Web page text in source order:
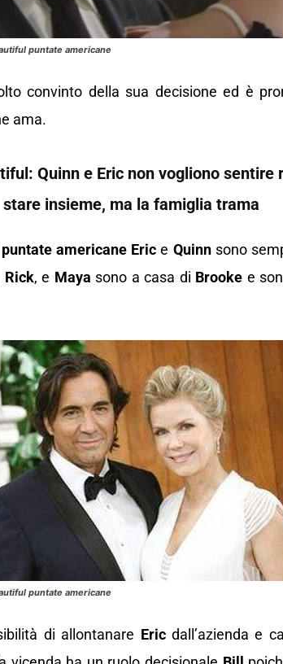
puntate americane
convinto della sua decisione ed è
ama.
Quinn e Eric non vogliono sentire
stare insieme, ma la famiglia trama
americane Eric e Quinnsono
Rick, e Maya sono a casa di Brooke e
puntate americane
di allontanare Ericdall’azienda e